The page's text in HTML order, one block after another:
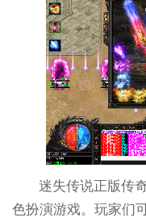
迷失传说正版传
色扮演游戏。玩家们